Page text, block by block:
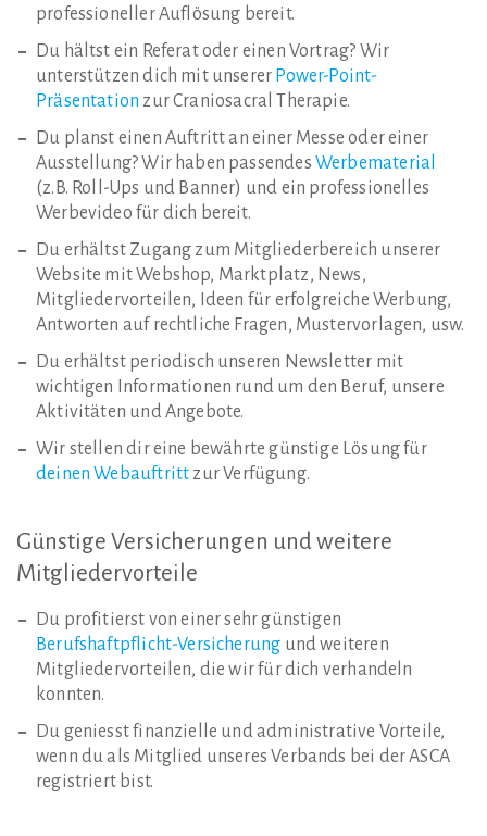
professioneller Auflösung bereit.
Du hältst ein Referat oder einen Vortrag? Wir
unterstützen dich mit unserer Power-Point-
Präsentation zur Craniosacral Therapie.
Du planst einen Auftritt an einer Messe oder einer
Ausstellung? Wir haben passendes Werbematerial
(z.B. Roll-Ups und Banner) und ein professionelles
Werbevideo für dich bereit.
Du erhältst Zugang zum Mitgliederbereich unserer
Website mit Webshop, Marktplatz, News,
Mitgliedervorteilen, Ideen für erfolgreiche Werbung,
Antworten auf rechtliche Fragen, Mustervorlagen, usw.
Du erhältst periodisch unseren Newsletter mit
wichtigen Informationen rund um den Beruf, unsere
Aktivitäten und Angebote.
Wir stellen dir eine bewährte günstige Lösung für
deinen Webauftritt zur Verfügung.
Günstige Versicherungen und weitere
Mitgliedervorteile
Du profitierst von einer sehr günstigen
Berufshaftpflicht-Versicherung und weiteren
Mitgliedervorteilen, die wir für dich verhandeln
konnten.
Du geniesst finanzielle und administrative Vorteile,
wenn du als Mitglied unseres Verbands bei der ASCA
registriert bist.